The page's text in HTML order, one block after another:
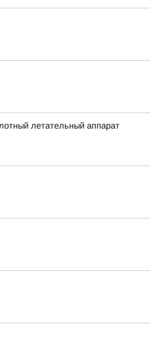
летательный аппарат